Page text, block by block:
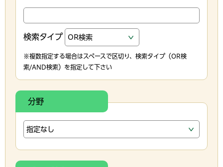
検索タイプ
※複数指定する場合はスペースで区切り、検索タイプ（OR検
索/AND検索）を指定して下さい
分野